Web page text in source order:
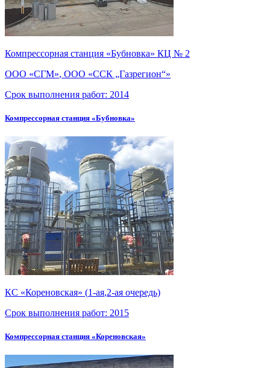
Компрессорная станция «Бубновка» КЦ № 2
ООО «СГМ», ООО «ССК „Газрегион“»
Срок выполнения работ: 2014
Компрессорная станция «Бубновка»
КС «Кореновская» (1-ая,2-ая очередь)
Срок выполнения работ: 2015
Компрессорная станция «Кореновская»